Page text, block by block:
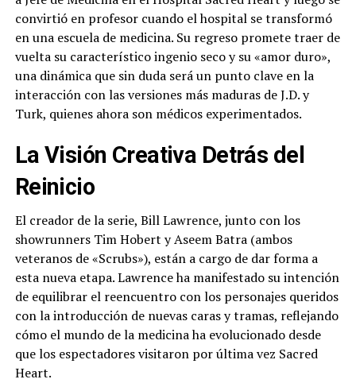
convirtió en profesor cuando el hospital se transformó
en una escuela de medicina. Su regreso promete traer de
vuelta su característico ingenio seco y su «amor duro»,
una dinámica que sin duda será un punto clave en la
interacción con las versiones más maduras de J.D. y
Turk, quienes ahora son médicos experimentados.
La Visión Creativa Detrás del
Reinicio
El creador de la serie, Bill Lawrence, junto con los
showrunners Tim Hobert y Aseem Batra (ambos
veteranos de «Scrubs»), están a cargo de dar forma a
esta nueva etapa. Lawrence ha manifestado su intención
de equilibrar el reencuentro con los personajes queridos
con la introducción de nuevas caras y tramas, reflejando
cómo el mundo de la medicina ha evolucionado desde
que los espectadores visitaron por última vez Sacred
Heart.